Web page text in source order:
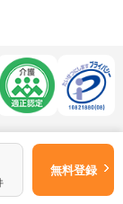
無料登録
保育士
合わせ